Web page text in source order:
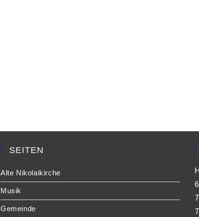
SEITEN
Alte Nikolaikirche
Musik
Gemeinde